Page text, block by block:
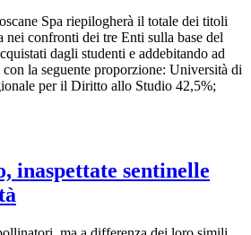
Spa riepilogherà il totale dei titoli
nei confronti dei tre Enti sulla base del
dagli studenti e addebitando ad
la seguente proporzione: Università di
per il Diritto allo Studio 42,5%;
inaspettate sentinelle